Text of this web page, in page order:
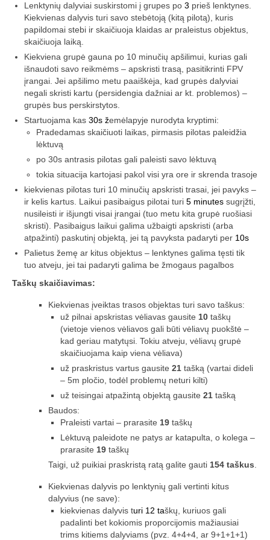
Rezultatai
2016 Antros lenktynės
Taisyklės
Trasos schema
2016 trečios lenktynės
2016-3 lenktynės/FPV susitikimas –
dienotvarkė, tikslai
2016 trečių lenktynių media
Minikopterių lenktynių taisyklės (2016-3)
2017 pirmos lėktuvų lenktynės
Lėktuvų lenktynių taisyklės – 2017-1
Lėktuvų trasa, vietovė (2017-1)
2017-1 lėktuvų lenktynių media
Lėktuvų lenktynės įvyko – rezultatai!
2017 antros lėktuvų lenktynės
Taisyklės
Trasa
Rezultatai
2017-2 lėktuvų lenktynių media
Lenktynių dalyviai suskirstomi į grupes po 3 prieš lenktynes.
Kiekvienas dalyvis turi savo stebėtoją (kitą pilotą), kuris
papildomai stebi ir skaičiuoja klaidas ar praleistus objektus,
skaičiuoja laiką.
Kiekviena grupė gauna po 10 minučių apšilimui, kurias gali
išnaudoti savo reikmėms – apskristi trasą, pasitikrinti FPV
įrangai. Jei apšilimo metu paaiškėja, kad grupės dalyviai
negali skristi kartu (persidengia dažniai ar kt. problemos) –
grupės bus perskirstytos.
Startuojama kas 30s žemėlapyje nurodyta kryptimi:
Pradedamas skaičiuoti laikas, pirmasis pilotas paleidžia
lėktuvą
po 30s antrasis pilotas gali paleisti savo lėktuvą
tokia situacija kartojasi pakol visi yra ore ir skrenda trasoje
kiekvienas pilotas turi 10 minučių apskristi trasai, jei pavyks –
ir kelis kartus. Laikui pasibaigus pilotai turi 5 minutes sugrįžti,
nusileisti ir išjungti visai įrangai (tuo metu kita grupė ruošiasi
skristi). Pasibaigus laikui galima užbaigti apskristi (arba
atpažinti) paskutinį objektą, jei tą pavyksta padaryti per 10s
Palietus žemę ar kitus objektus – lenktynes galima tęsti tik
tuo atveju, jei tai padaryti galima be žmogaus pagalbos
Taškų skaičiavimas:
Kiekvienas įveiktas trasos objektas turi savo taškus:
už pilnai apskristas vėliavas gausite 10 taškų
(vietoje vienos vėliavos gali būti vėliavų puokštė –
kad geriau matytųsi. Tokiu atveju, vėliavų grupė
skaičiuojama kaip viena vėliava)
už praskristus vartus gausite 21 tašką (vartai dideli
– 5m pločio, todėl problemų neturi kilti)
už teisingai atpažintą objektą gausite 21 tašką
Baudos:
Praleisti vartai – prarasite 19 taškų
Lėktuvą paleidote ne patys ar katapulta, o kolega –
prarasite 19 taškų
Taigi, už puikiai praskristą ratą galite gauti 154 taškus
Kiekvienas dalyvis po lenktynių gali vertinti kitus
dalyvius (ne save):
kiekvienas dalyvis turi 12 taškų, kuriuos gali
padalinti bet kokiomis proporcijomis mažiausiai
trims kitiems dalyviams (pvz. 4+4+4, ar 9+1+1+1)